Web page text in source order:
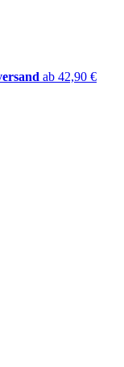
ab 42,90 €